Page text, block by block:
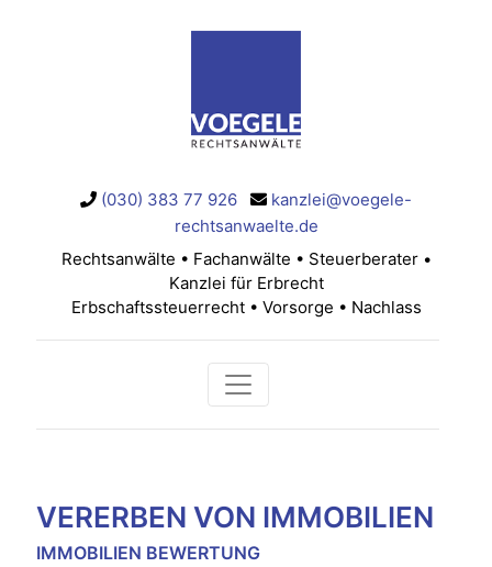
(030) 383 77 926
kanzlei@voegele-
rechtsanwaelte.de
Rechtsanwälte • Fachanwälte • Steuerberater •
Kanzlei für Erbrecht
Erbschaftssteuerrecht • Vorsorge • Nachlass
VERERBEN VON IMMOBILIEN
IMMOBILIEN BEWERTUNG